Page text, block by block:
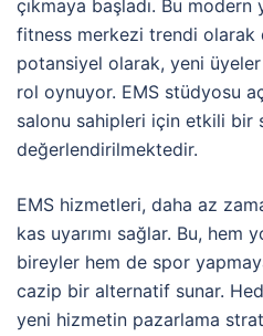
çıkmaya başladı. Bu
fitness merkezi trendi
potansiyel olarak, yeni üyeler
rol oynuyor. EMS stüdyosu
salonu sahipleri için etkili bir
değerlendirilmektedir.
EMS hizmetleri, daha az
kas uyarımı sağlar. Bu, hem
bireyler hem de spor
cazip bir alternatif sunar.
yeni hizmetin pazarlama